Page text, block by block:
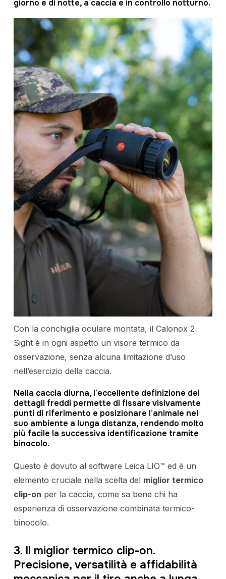
giorno e di notte, a caccia e in controllo notturno.
Con la conchiglia oculare montata, il Calonox 2
Sight è in ogni aspetto un visore termico da
osservazione, senza alcuna limitazione d’uso
nell’esercizio della caccia.
Nella caccia diurna, l’eccellente definizione dei
dettagli freddi permette di fissare visivamente
punti di riferimento e posizionare l’animale nel
suo ambiente a lunga distanza, rendendo molto
più facile la successiva identificazione tramite
binocolo.
Questo è dovuto al software Leica LIO™ ed è un
elemento cruciale nella scelta del miglior termico
clip-on per la caccia, come sa bene chi ha
esperienza di osservazione combinata termico-
binocolo.
3. Il miglior termico clip-on.
Precisione, versatilità e affidabilità